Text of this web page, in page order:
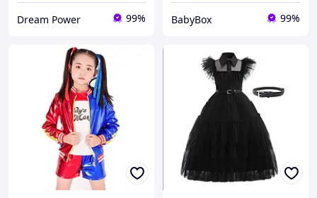
Dream Power 99% BabyBox 99%